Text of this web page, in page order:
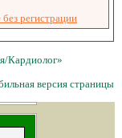
регистрации
Кардиолог»
версия страницы